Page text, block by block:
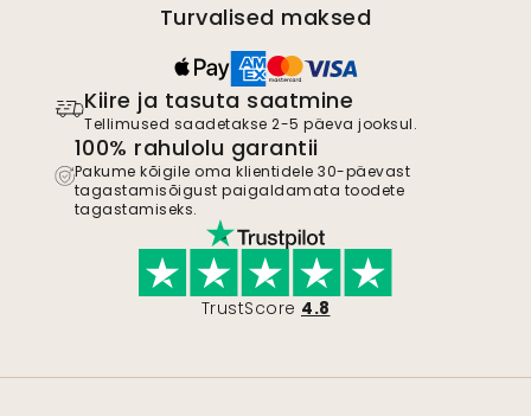
Turvalised maksed
Kiire ja tasuta saatmine
Tellimused saadetakse 2-5 päeva jooksul.
100% rahulolu garantii
Pakume kõigile oma klientidele 30-päevast
tagastamisõigust paigaldamata toodete
tagastamiseks.
TrustScore 4.8